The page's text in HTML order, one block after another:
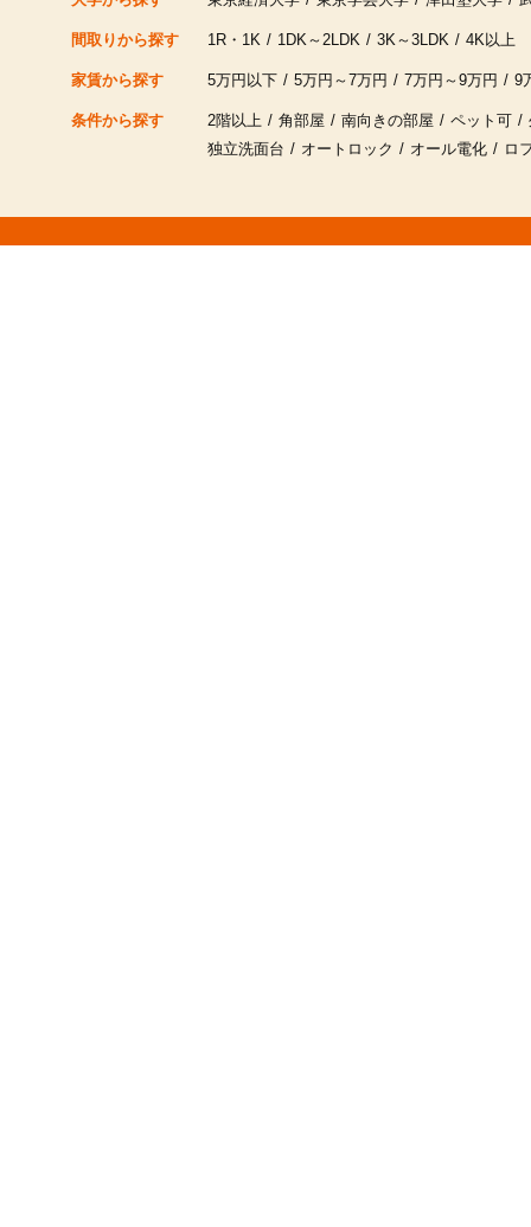
間取りから探す 1R・1K 1DK～2LDK 3K～3LDK 4K以上
家賃から探す 5万円以下 5万円～7万円 7万円～9万円 9
条件から探す 2階以上 角部屋 南向きの部屋 ペット可
独立洗面台
オートロック オール電化 ロ